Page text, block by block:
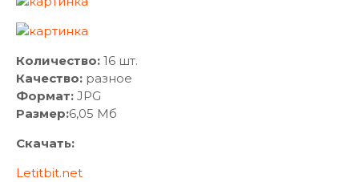
Количество: 16 шт.
Качество: разное
Формат: JPG
Размер:6,05 Мб
Скачать:
Letitbit.net